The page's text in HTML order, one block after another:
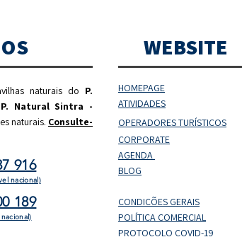
naturais do P.
P. Natural Sintra -
naturais. Consulte-
916
nacional)
189
nacional)
WEBSITE
HOMEPAGE
ATIVIDADES
OPERADORESTURÍSTICOS
CORPORATE
AGENDA
BLOG
CONDIÇÕES GERAIS
POLÍTICA COMERCIAL
PROTOCOLO COVID-19